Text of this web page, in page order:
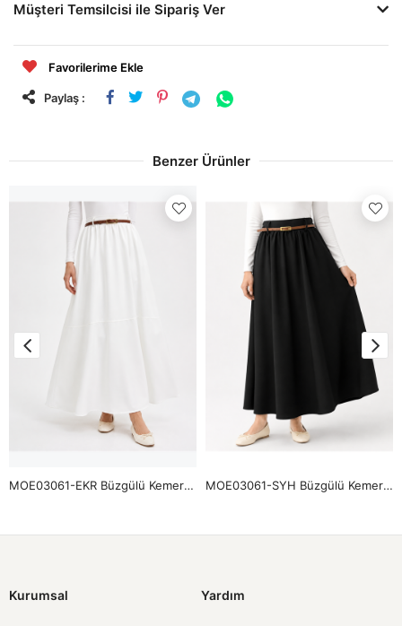
Müşteri Temsilcisi ile Sipariş Ver
Favorilerime Ekle
Paylaş :
Benzer Ürünler
MOE03061-EKR Büzgülü Kemer Detay Dubai Etek-Ekru MOE03061-SYH Büzgülü Kemer Detay Dubai Etek-Siyah
Kurumsal Yardım